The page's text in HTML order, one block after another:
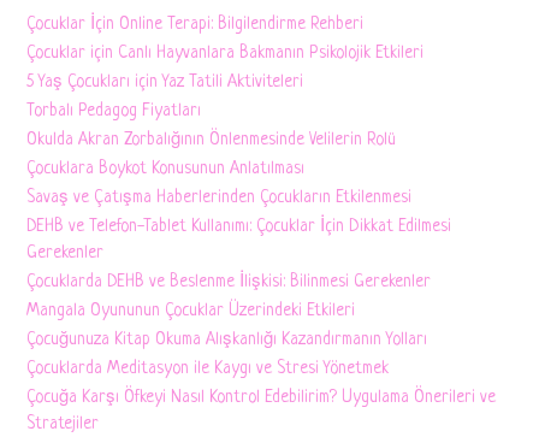
Çocuklar İçin Online Terapi: Bilgilendirme Rehberi
Çocuklar için Canlı Hayvanlara Bakmanın Psikolojik Etkileri
5 Yaş Çocukları için Yaz Tatili Aktiviteleri
Torbalı Pedagog Fiyatları
Okulda Akran Zorbalığının Önlenmesinde Velilerin Rolü
Çocuklara Boykot Konusunun Anlatılması
Savaş ve Çatışma Haberlerinden Çocukların Etkilenmesi
DEHB ve Telefon-Tablet Kullanımı: Çocuklar İçin Dikkat Edilmesi
Gerekenler
Çocuklarda DEHB ve Beslenme İlişkisi: Bilinmesi Gerekenler
Mangala Oyununun Çocuklar Üzerindeki Etkileri
Çocuğunuza Kitap Okuma Alışkanlığı Kazandırmanın Yolları
Çocuklarda Meditasyon ile Kaygı ve Stresi Yönetmek
Çocuğa Karşı Öfkeyi Nasıl Kontrol Edebilirim? Uygulama Önerileri ve
Stratejiler